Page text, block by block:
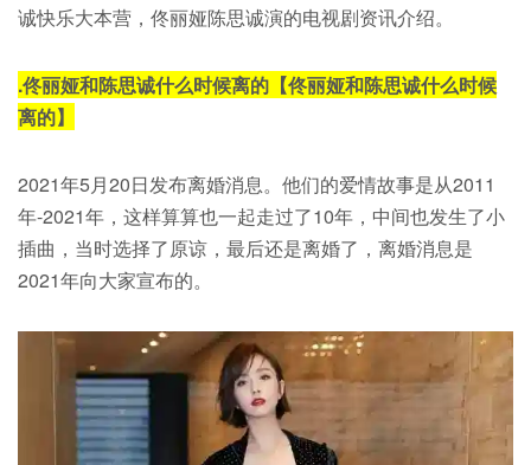
诚快乐大本营，佟丽娅陈思诚演的电视剧资讯介绍。
.佟丽娅和陈思诚什么时候离的【佟丽娅和陈思诚什么时候
离的】
2021年5月20日发布离婚消息。他们的爱情故事是从2011
年-2021年，这样算算也一起走过了10年，中间也发生了小
插曲，当时选择了原谅，最后还是离婚了，离婚消息是
2021年向大家宣布的。